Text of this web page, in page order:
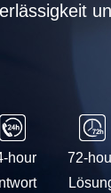
hour
72-